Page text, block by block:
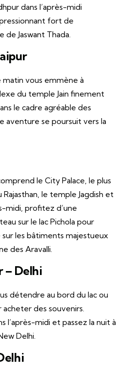
dans l’après-midi
fort de
Jaswant Thada.
vous emmène à
du temple Jain finement
le cadre agréable des
aventure se poursuit vers la
le City Palace, le plus
le temple Jagdish et
midi, profitez d’une
sur le lac Pichola pour
les bâtiments majestueux
des Aravalli.
– Delhi
détendre au bord du lac ou
acheter des souvenirs.
l’après-midi et passez la nuit à
Delhi.